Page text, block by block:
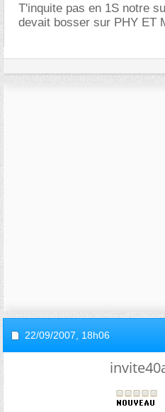
T'inquite pas en 1S notre
devait bosser sur PHY ET
22/09/2007, 18h06